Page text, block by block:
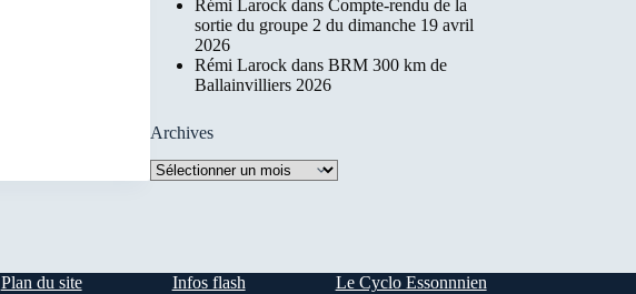
Rémi Larock dansCompte-rendu de la
sortie du groupe 2 du dimanche 19 avril
2026
Rémi Larock dansBRM 300 km de
Ballainvilliers 2026
Archives
Archives
Plan du site Infos flash Le Cyclo Essonnnien